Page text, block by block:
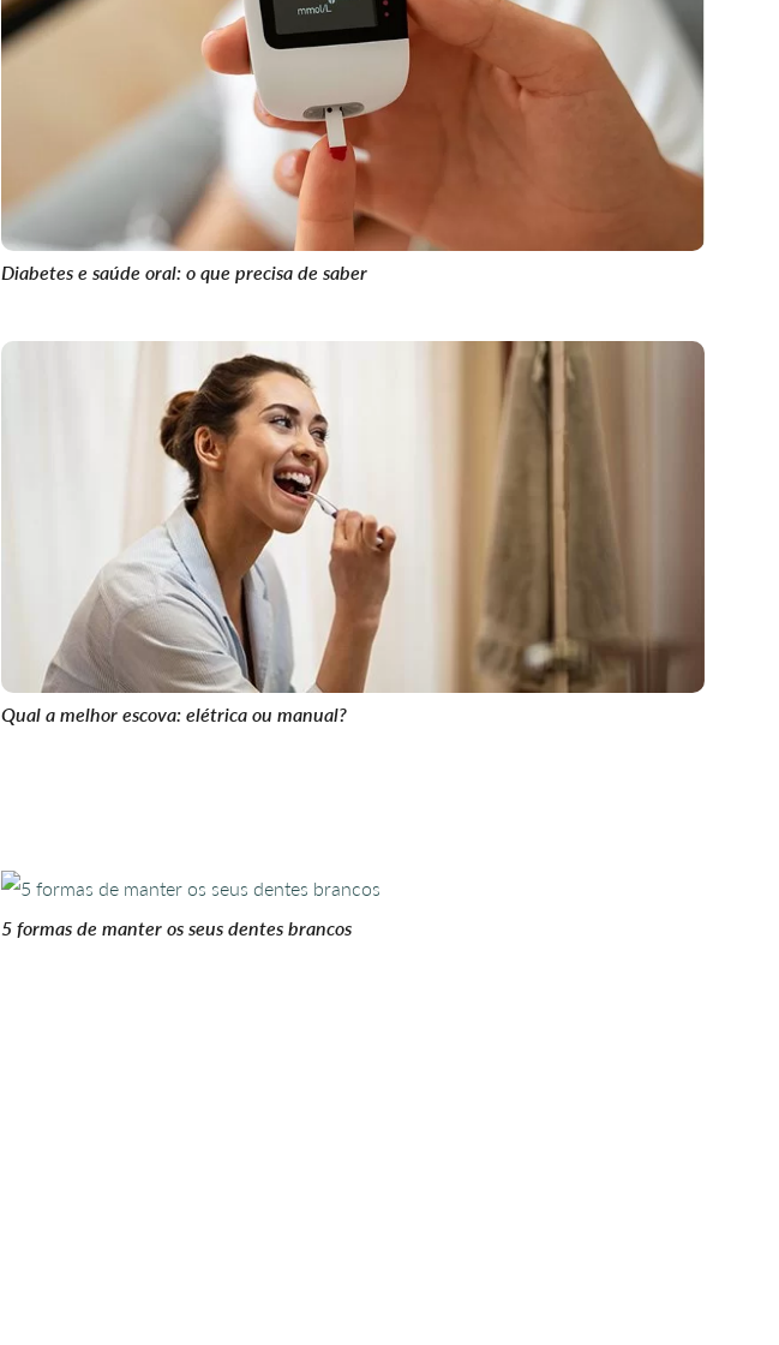
Diabetes e saúde oral: o que precisa de saber
Qual a melhor escova: elétrica ou manual?
5 formas de manter os seus dentes brancos